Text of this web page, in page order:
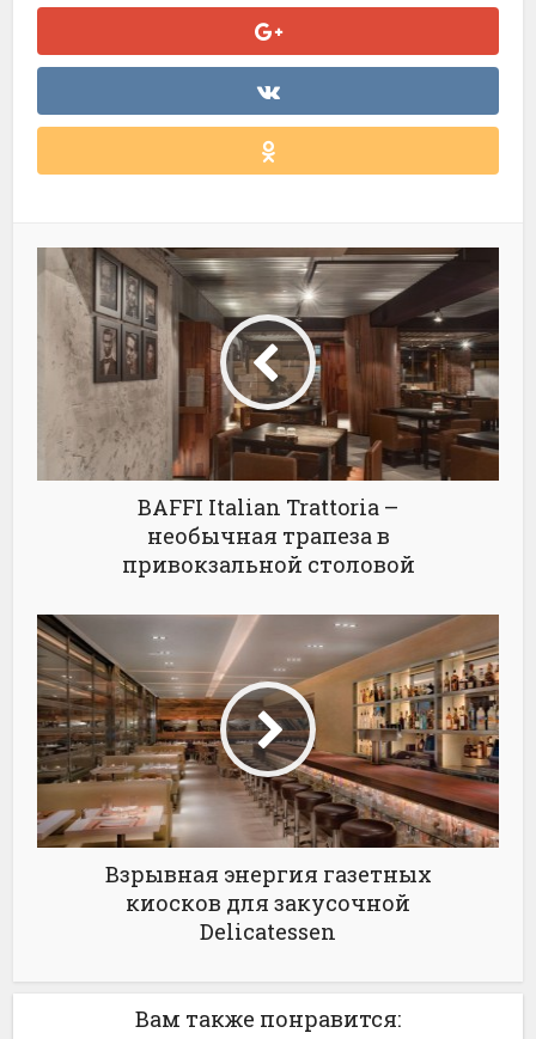
BAFFI Italian Trattoria –
необычная трапеза в
привокзальной столовой
Взрывная энергия газетных
киосков для закусочной
Delicatessen
Вам также понравится: